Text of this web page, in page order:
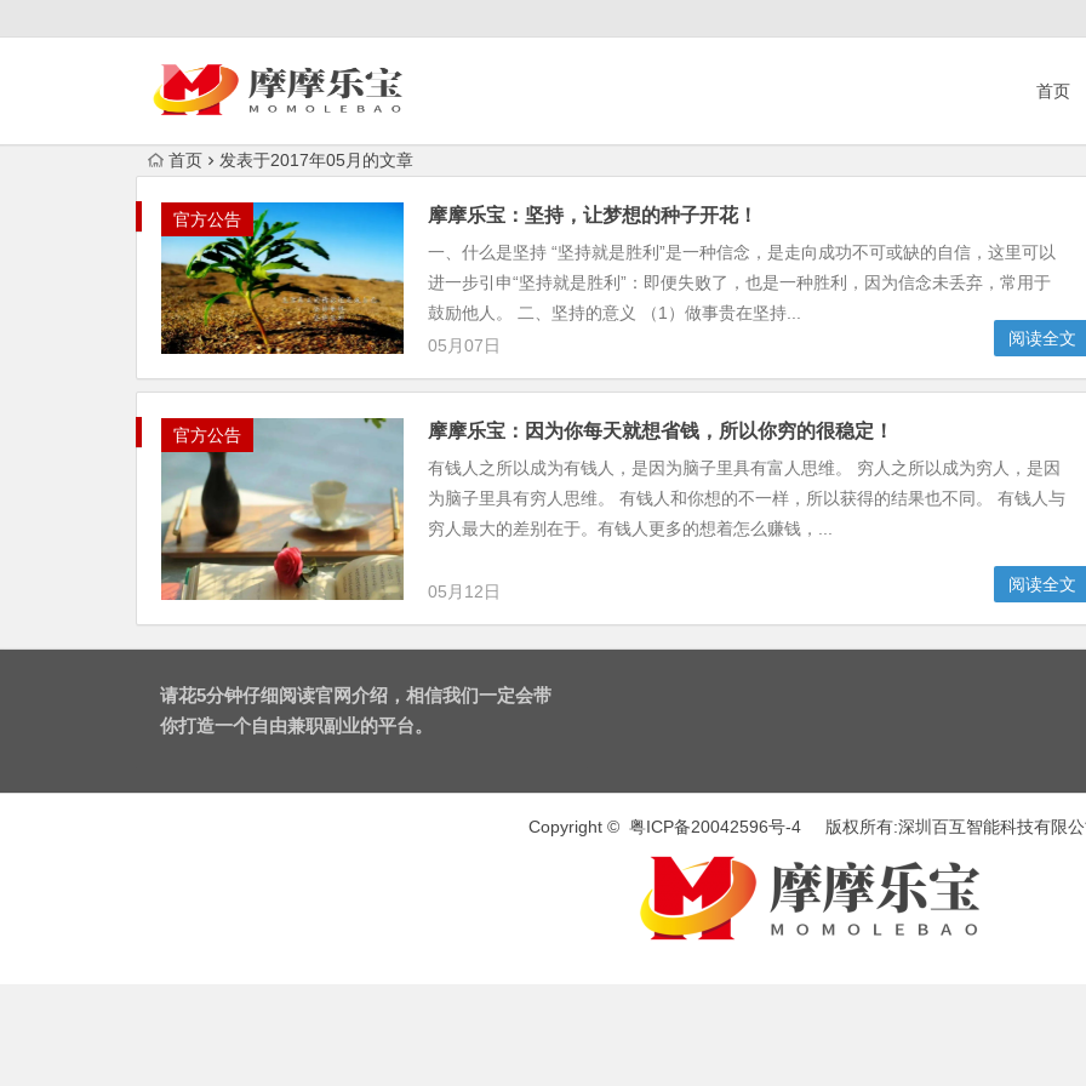
首页
首页 发表于2017年05月的文章
官方公告 摩摩乐宝：坚持，让梦想的种子开花！
一、什么是坚持 “坚持就是胜利”是一种信念，是走向成功不可或缺的自信，这里可以
进一步引申“坚持就是胜利”：即便失败了，也是一种胜利，因为信念未丢弃，常用于
鼓励他人。 二、坚持的意义 （1）做事贵在坚持...
05月07日
阅读全文
官方公告 摩摩乐宝：因为你每天就想省钱，所以你穷的很稳定！
有钱人之所以成为有钱人，是因为脑子里具有富人思维。 穷人之所以成为穷人，是因
为脑子里具有穷人思维。 有钱人和你想的不一样，所以获得的结果也不同。 有钱人与
穷人最大的差别在于。有钱人更多的想着怎么赚钱，...
05月12日 阅读全文
请花5分钟仔细阅读官网介绍，相信我们一定会带
你打造一个自由兼职副业的平台。
Copyright © 粤ICP备20042596号-4版权所有:深圳百互智能科技有限公